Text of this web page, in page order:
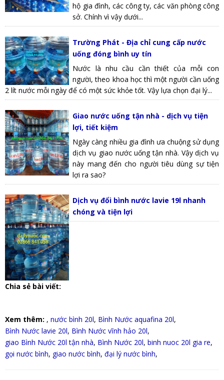
hộ gia đình, các công ty, các văn phòng công
sở. Chính vì vậy dưới...
Trường Phát - Địa chỉ cung cấp nước
uống đóng bình uy tín
Nước là nhu cầu cần thiết của mỗi con
người, theo khoa học thì một người cần uống
2 lít nước mỗi ngày để có một sức khỏe tốt. Vậy lựa chọn đại lý...
Giao nước uống tận nhà - dịch vụ tiện
lợi, tiết kiệm
Ngày càng nhiều gia đình ưa chuộng sử dụng
dịch vụ giao nước uống tận nhà. Vậy dịch vụ
này mang đến cho người tiêu dùng sự tiện
lợi ra sao?
Dịch vụ đổi bình nước lavie 19l nhanh
chóng và tiện lợi
Chia sẻ bài viết:
Xem thêm: , nước bình 20l, Bình Nước aquafina 20l,
Bình Nước lavie 20l, Bình Nước vĩnh hảo 20l,
giao Bình Nước 20l tận nhà, Bình Nước 20l, binh nuoc 20l gia re,
gọi nước bình, giao nước bình, đại lý nước bình,